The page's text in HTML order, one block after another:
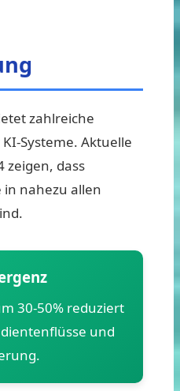
zahlreiche
Systeme. Aktuelle
zeigen, dass
nahezu allen
30-50% reduziert
und